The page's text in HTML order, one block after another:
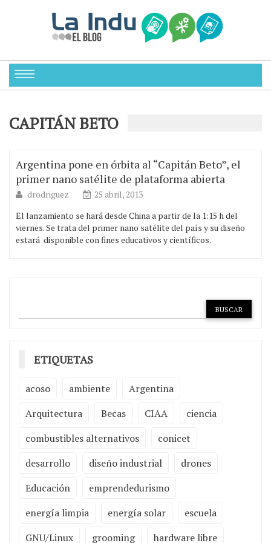
CAPITÁN BETO
Argentina pone en órbita al “Capitán Beto”, el
primer nano satélite de plataforma abierta
drodriguez
25 abril, 2013
El lanzamiento se hará desde China a partir de la 1:15 h del
viernes. Se trata del primer nano satélite del país y su diseño
estará disponible con fines educativos y científicos.
ETIQUETAS
acoso ambiente
Argentina
Arquitectura
Becas CIAA
ciencia
combustibles alternativos
conicet
desarrollo
diseño industrial
drones
Educación
emprendedurismo
energía limpia
energía solar
escuela
GNU/Linux
grooming hardware libre